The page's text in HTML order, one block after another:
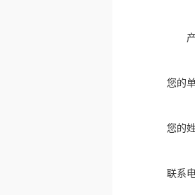
您的
您的
联系